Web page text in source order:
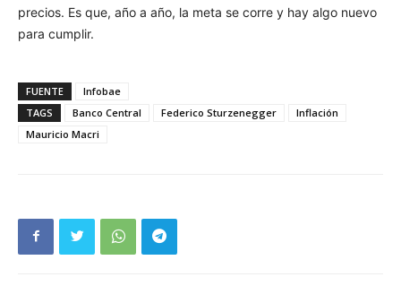
precios. Es que, año a año, la meta se corre y hay algo nuevo
para cumplir.
FUENTE
Infobae
TAGS
Banco Central Federico Sturzenegger
Inflación
Mauricio Macri